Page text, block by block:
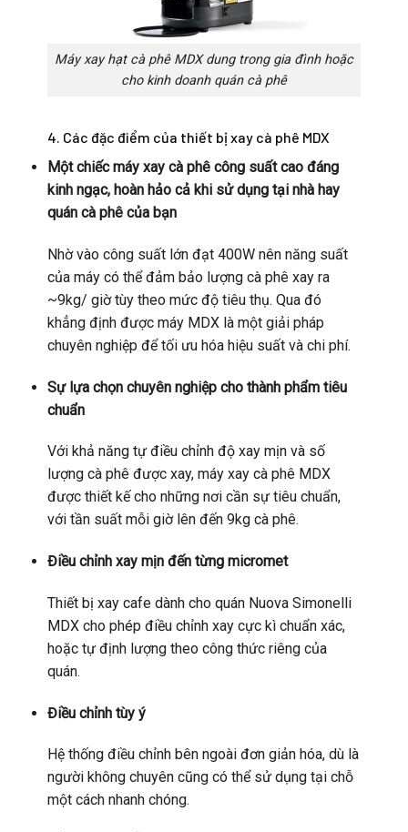
Máy xay hạt cà phê MDX dung trong gia đình hoặc
cho kinh doanh quán cà phê
4. Các đặc điểm của thiết bị xay cà phê MDX
Một chiếc máy xay cà phê công suất cao đáng
kinh ngạc, hoàn hảo cả khi sử dụng tại nhà hay
quán cà phê của bạn
Nhờ vào công suất lớn đạt 400W nên năng suất
của máy có thể đảm bảo lượng cà phê xay ra
~9kg/ giờ tùy theo mức độ tiêu thụ. Qua đó
khẳng định được máy MDX là một giải pháp
chuyên nghiệp để tối ưu hóa hiệu suất và chi phí.
Sự lựa chọn chuyên nghiệp cho thành phẩm tiêu
chuẩn
Với khả năng tự điều chỉnh độ xay mịn và số
lượng cà phê được xay, máy xay cà phê MDX
được thiết kế cho những nơi cần sự tiêu chuẩn,
với tần suất mỗi giờ lên đến 9kg cà phê.
Điều chỉnh xay mịn đến từng micromet
Thiết bị xay cafe dành cho quán Nuova Simonelli
MDX cho phép điều chỉnh xay cực kì chuẩn xác,
hoặc tự định lượng theo công thức riêng của
quán.
Điều chỉnh tùy ý
Hệ thống điều chỉnh bên ngoài đơn giản hóa, dù là
người không chuyên cũng có thể sử dụng tại chỗ
một cách nhanh chóng.